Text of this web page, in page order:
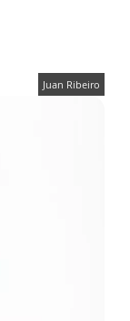
Juan Ribeiro